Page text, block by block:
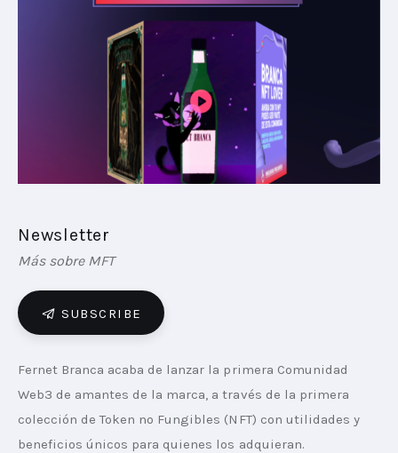
PODCAST
PLAYBOOKS
NOVEDADES DE LOS MIEMBROS
Newsletter
Más sobre MFT
SUBSCRIBE
Fernet Branca acaba de lanzar la primera Comunidad
Web3 de amantes de la marca, a través de la primera
colección de Token no Fungibles (NFT) con utilidades y
beneficios únicos para quienes los adquieran.